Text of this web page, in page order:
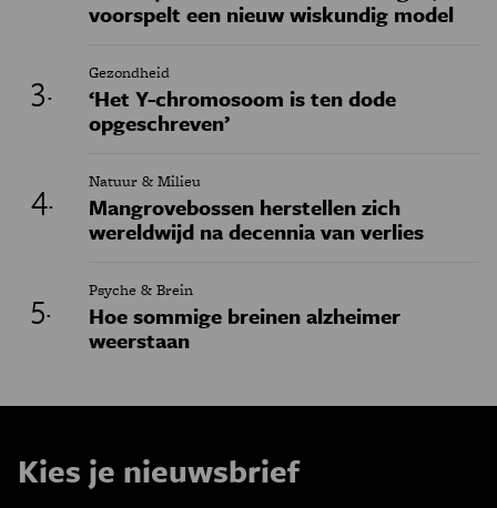
voorspelt een nieuw wiskundig model
Gezondheid
‘Het Y-chromosoom is ten dode
opgeschreven’
Natuur & Milieu
Mangrovebossen herstellen zich
wereldwijd na decennia van verlies
Psyche & Brein
Hoe sommige breinen alzheimer
weerstaan
Kies je nieuwsbrief